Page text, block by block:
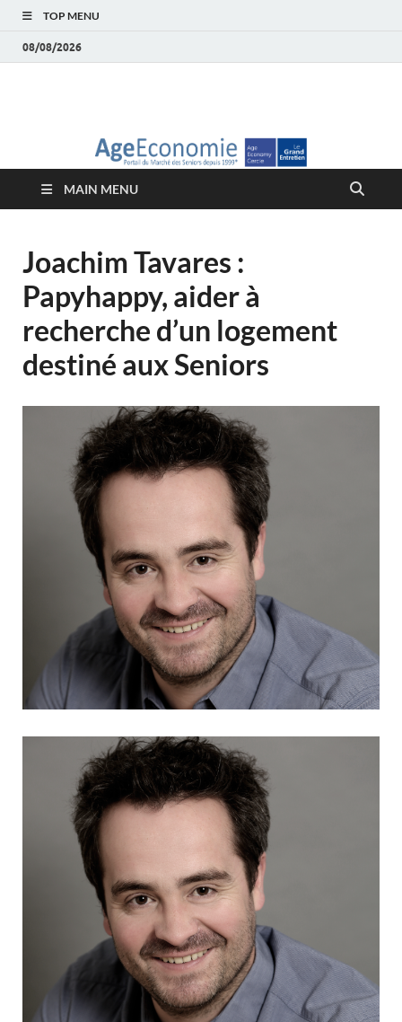
TOP MENU
08/08/2026
économie – Marché
des Seniors
MAIN MENU
Joachim Tavares :
Papyhappy, aider à
recherche d’un logement
destiné aux Seniors